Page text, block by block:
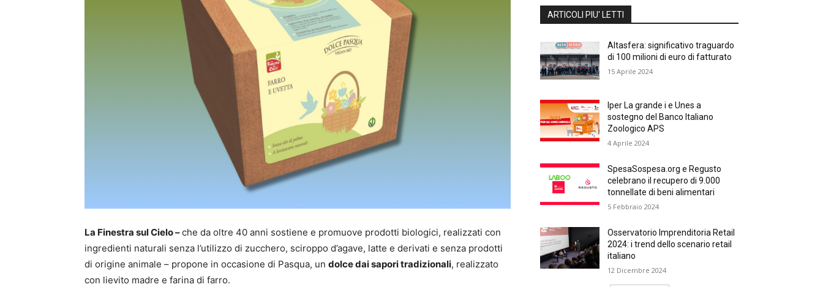
La Finestra sul Cielo –che da oltre 40 anni sostiene e promuove prodotti biologici, realizzati con
ingredienti naturali senza l’utilizzo di zucchero, sciroppo d’agave, latte e derivati e senza prodotti
di origine animale – propone in occasione di Pasqua, un dolce dai sapori tradizionali, realizzato
con lievito madre e farina di farro.
ARTICOLI PIU' LETTI
Altasfera: significativo traguardo
di 100 milioni di euro di fatturato
15 Aprile 2024
Iper La grande i e Unes a
sostegno del Banco Italiano
Zoologico APS
4 Aprile 2024
SpesaSospesa.org e Regusto
celebrano il recupero di 9.000
tonnellate di beni alimentari
5 Febbraio 2024
Osservatorio Imprenditoria Retail
2024: i trend dello scenario retail
italiano
12 Dicembre 2024